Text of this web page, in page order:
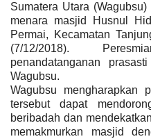
Sumatera Utara
menara masjid Husnul
Permai, Kecamatan
(7/12/2018).
penandatanganan
Wagubsu.
Wagubsu mengharapkan
tersebut dapat
beribadah dan
memakmurkan masjid